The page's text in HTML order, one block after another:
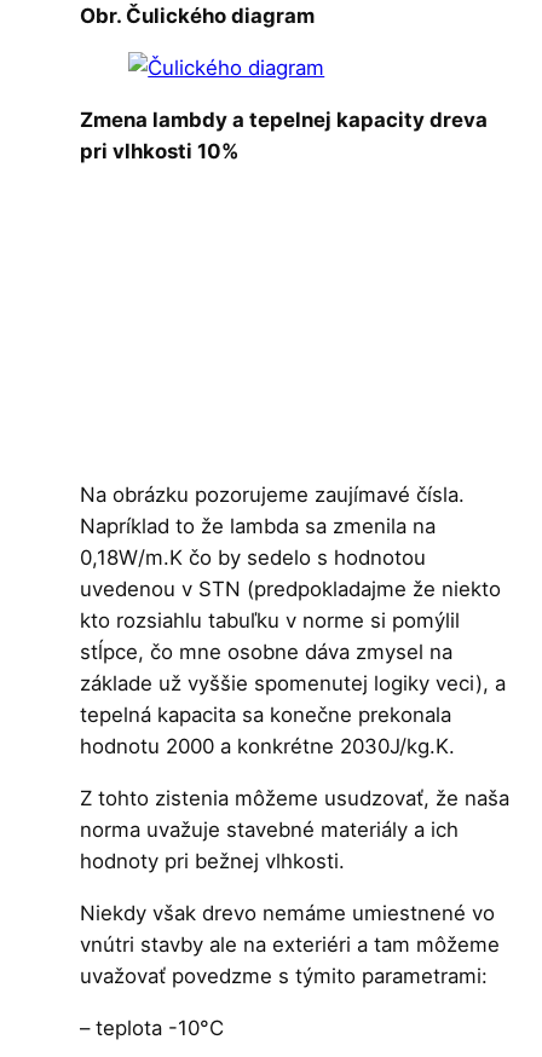
Obr. Čulického diagram
Zmena lambdy a tepelnej kapacity dreva
pri vlhkosti 10%
Na obrázku pozorujeme zaujímavé čísla.
Napríklad to že lambda sa zmenila na
0,18W/m.K čo by sedelo s hodnotou
uvedenou v STN (predpokladajme že niekto
kto rozsiahlu tabuľku v norme si pomýlil
stĺpce, čo mne osobne dáva zmysel na
základe už vyššie spomenutej logiky veci), a
tepelná kapacita sa konečne prekonala
hodnotu 2000 a konkrétne 2030J/kg.K.
Z tohto zistenia môžeme usudzovať, že naša
norma uvažuje stavebné materiály a ich
hodnoty pri bežnej vlhkosti.
Niekdy však drevo nemáme umiestnené vo
vnútri stavby ale na exteriéri a tam môžeme
uvažovať povedzme s týmito parametrami:
– teplota -10°C